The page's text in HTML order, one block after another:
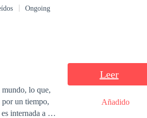
Ongoing
mundo, lo que,
por un tiempo,
internada a un
Leer
Añadido